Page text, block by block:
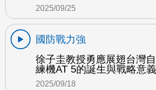
2025/09/25
國防戰力強
徐子圭教授勇應展翅台灣
練機AT 5的誕生與戰略意
2025/09/18